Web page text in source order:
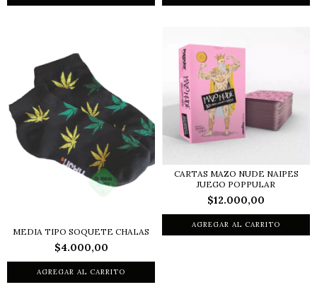
MEDIA TIPO SOQUETE CHALAS
$4.000,00
CARTAS MAZO NUDE NAIPES
JUEGO POPPULAR
$12.000,00